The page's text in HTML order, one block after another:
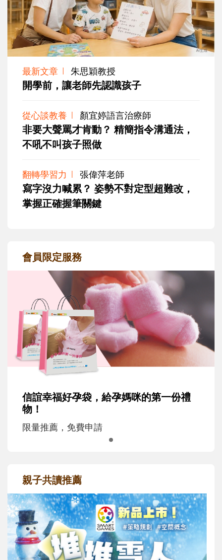
最新文章 朱思穎教授
開學前，讓老師先認識孩子
從心談教養 顏宜婷語言治療師
非要大聲罵才肯動？ 精簡指令溝通法，
不吼不叫孩子照做
翻轉學習力 張偉萍老師
寫字沒力喊累？ 姿勢不對定型超難改，
掌握正確握筆關鍵
會員限定服務
信誼幸福好孕袋，給孕媽咪的第一份禮
物！
限量推薦，免費申請
親子共讀推薦